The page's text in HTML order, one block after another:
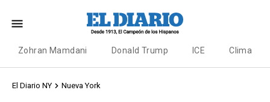
Zohran Mamdani Donald Trump ICE Clima
El Diario NY Nueva York